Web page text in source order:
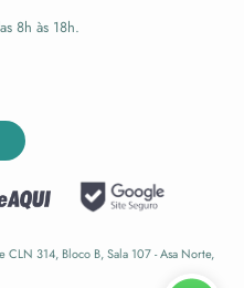
8h às 18h.
CLN 314, Bloco B, Sala 107 - Asa Norte,